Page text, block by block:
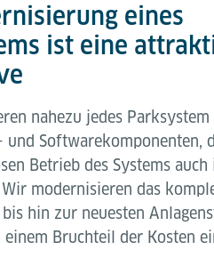
eines
ist eine
nahezu jedes
und Softwarekomponenten,
Betrieb des Systems
modernisieren das
bis hin zur neuesten
einem Bruchteil der Kosten